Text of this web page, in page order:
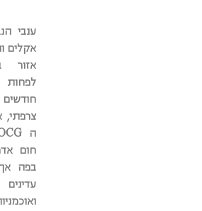
ענבי
אקלים
אזור
צרפתי,
הDOCG
חום
בפה אך